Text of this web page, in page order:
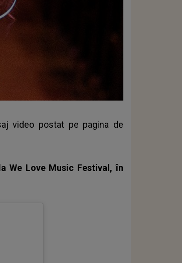
video postat pe pagina de
We Love Music Festival, în